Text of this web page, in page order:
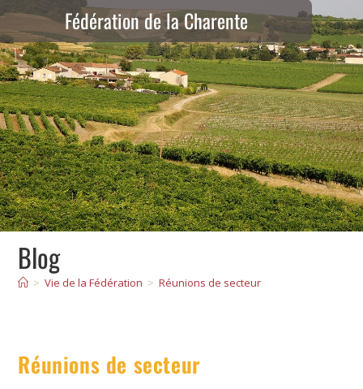
Fédération de la Charente
Blog
> Vie de la Fédération > Réunions de secteur
Réunions de secteur